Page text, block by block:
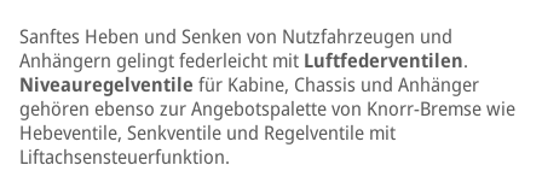
Sanftes Heben und Senken von Nutzfahrzeugen und
Anhängern gelingt federleicht mit Luftfederventilen.
Niveauregelventile für Kabine, Chassis und Anhänger
gehören ebenso zur Angebotspalette von Knorr-Bremse wie
Hebeventile, Senkventile und Regelventile mit
Liftachsensteuerfunktion.